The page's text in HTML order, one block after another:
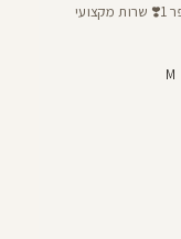
מרוצה מאוד מהאיכות, נוח, עמיד ונראה מצויין. מספר 1❣️ שרות מקצועי
M